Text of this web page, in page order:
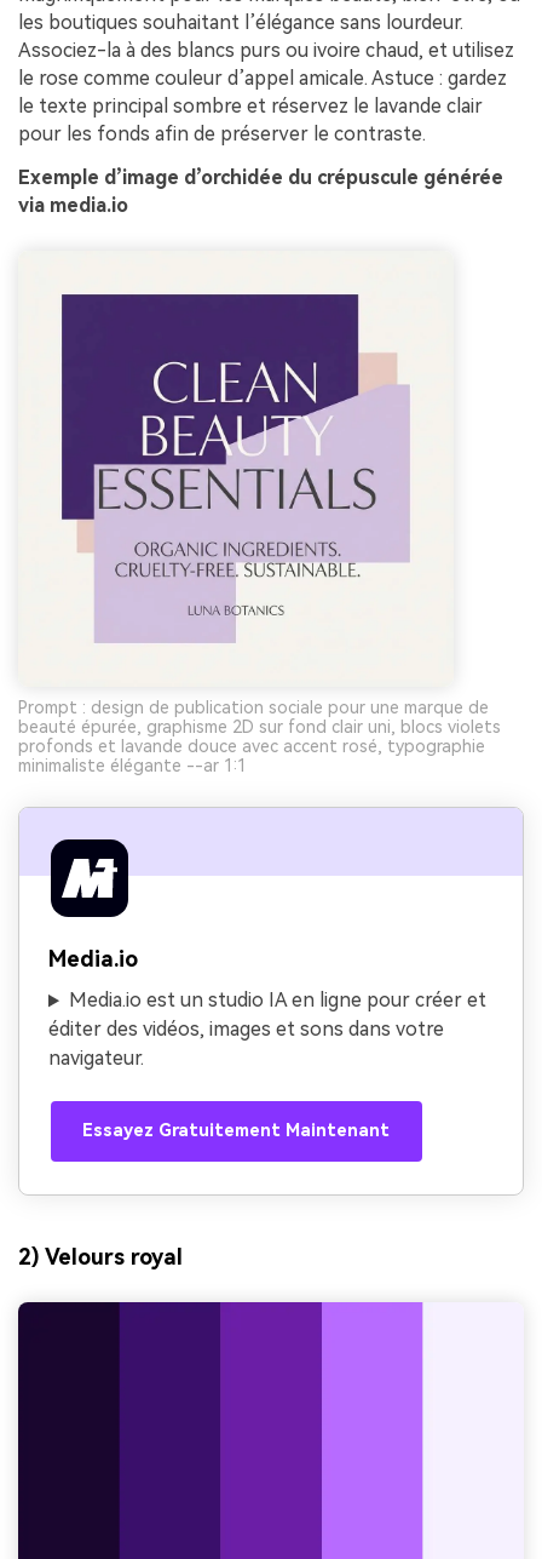
les boutiques souhaitant l’élégance sans lourdeur.
Associez-la à des blancs purs ou ivoire chaud, et utilisez
le rose comme couleur d’appel amicale. Astuce : gardez
le texte principal sombre et réservez le lavande clair
pour les fonds afin de préserver le contraste.
Exemple d’image d’orchidée du crépuscule générée
via media.io
Prompt : design de publication sociale pour une marque de
beauté épurée, graphisme 2D sur fond clair uni, blocs violets
profonds et lavande douce avec accent rosé, typographie
minimaliste élégante --ar 1:1
Media.io
Media.io est un studio IA en ligne pour créer et
éditer des vidéos, images et sons dans votre
navigateur.
Essayez Gratuitement Maintenant
2) Velours royal